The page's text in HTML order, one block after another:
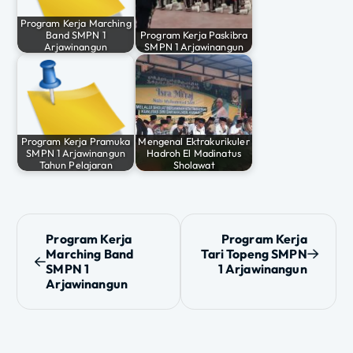
Program Kerja Marching
Band SMPN 1
Arjawinangun
Program Kerja Paskibra
SMPN 1 Arjawinangun
Program Kerja Pramuka
SMPN 1 Arjawinangun
Tahun Pelajaran
Mengenal Ektrakurikuler
Hadroh El Madinatus
Sholawat
N
v
Program Kerja
Marching Band
SMPN 1
Arjawinangun
Program Kerja
Tari Topeng SMPN
1 Arjawinangun